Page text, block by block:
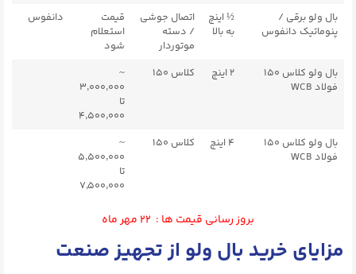
بال ولو برقی /
پنوماتیک دانفوس
½ اینچ
به بالا
اتصال جوشی
/ دسته
موتوردار
قیمت
استعلام
شود
دانفوس
بال ولو کلاس ۱۵۰
فولاد WCB
۲ اینچ کلاس ۱۵۰
~
۳٬۰۰۰٬۰۰۰
تا
۴٬۵۰۰٬۰۰۰
بال ولو کلاس ۱۵۰
فولاد WCB
۴ اینچ کلاس ۱۵۰
~
۵٬۵۰۰٬۰۰۰
تا
۷٬۵۰۰٬۰۰۰
بروز رسانی قیمت ها : ۲۲ مهر ماه
مزایای خرید بال ولو از تجهیز صنعت